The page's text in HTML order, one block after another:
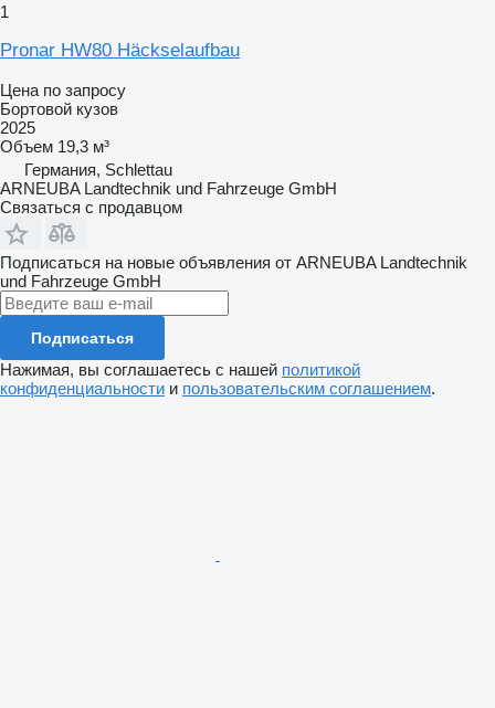
1
Pronar HW80 Häckselaufbau
Цена по запросу
Бортовой кузов
2025
Объем 19,3 м³
Германия, Schlettau
ARNEUBA Landtechnik und Fahrzeuge GmbH
Связаться с продавцом
Подписаться на новые объявления от ARNEUBA Landtechnik
und Fahrzeuge GmbH
Подписаться
Нажимая, вы соглашаетесь с нашей политикой
конфиденциальности и пользовательским соглашением.